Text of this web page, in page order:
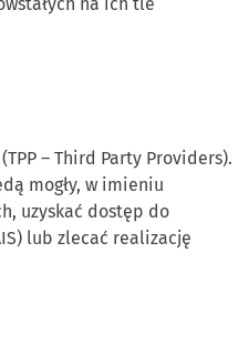
na ich tle
– Third Party Providers).
mogły, w imieniu
uzyskać dostęp do
lub zlecać realizację